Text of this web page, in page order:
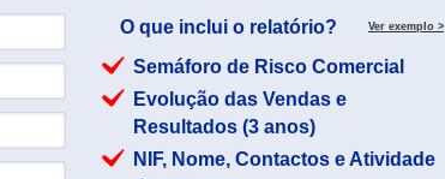
O que inclui o relatório? Ver exemplo >
Semáforo de Risco Comercial
Evolução das Vendas e
Resultados (3 anos)
NIF, Nome, Contactos e Atividade